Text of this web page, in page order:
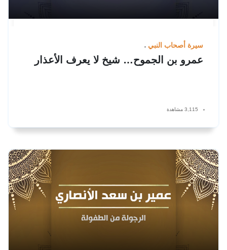
سيرة أصحاب النبي
عمرو بن الجموح… شيخ لا يعرف الأعذار
3,115 مشاهدة